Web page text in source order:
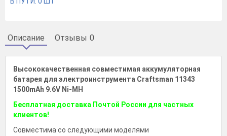
Описание Отзывы 0
Высококачественная совместимая аккумуляторная
батарея для электроинструмента Craftsman 11343
1500mAh 9.6V Ni-MH
Бесплатная доставка Почтой России для частных
клиентов!
Совместима со следующими моделями